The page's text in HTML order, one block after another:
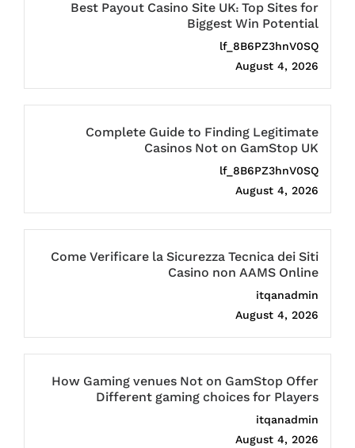
Best Payout Casino Site UK: Top Sites for
Biggest Win Potential
lf_8B6PZ3hnV0SQ
August 4, 2026
Complete Guide to Finding Legitimate
Casinos Not on GamStop UK
lf_8B6PZ3hnV0SQ
August 4, 2026
Come Verificare la Sicurezza Tecnica dei Siti
Casino non AAMS Online
itqanadmin
August 4, 2026
How Gaming venues Not on GamStop Offer
Different gaming choices for Players
itqanadmin
August 4, 2026